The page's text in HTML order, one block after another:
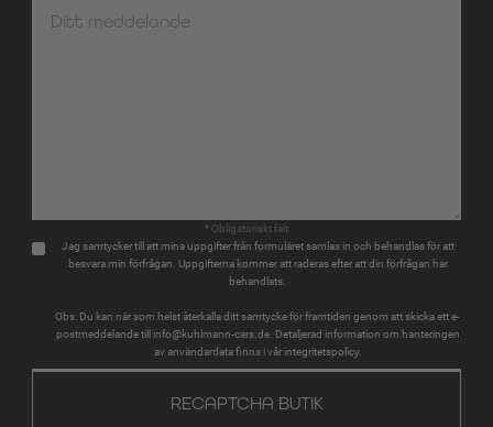
* Obligatoriskt fält
Jag samtycker till att mina uppgifter från formuläret samlas in och behandlas för att
besvara min förfrågan. Uppgifterna kommer att raderas efter att din förfrågan har
behandlats.
Obs: Du kan när som helst återkalla ditt samtycke för framtiden genom att skicka ett e-
postmeddelande till info@kuhlmann-cars.de. Detaljerad information om hanteringen
av användardata finns i vår integritetspolicy.
RECAPTCHA BUTIK